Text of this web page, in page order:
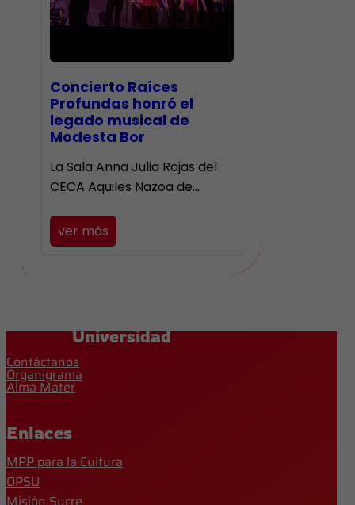
​Concierto Raíces
Profundas honró el
legado musical de
Modesta Bor
La Sala Anna Julia Rojas del
CECA Aquiles Nazoa de…
ver más
Universidad
Contáctanos
Organigrama
Alma Mater
Enlaces
MPP para la Cultura
OPSU
Misión Sucre